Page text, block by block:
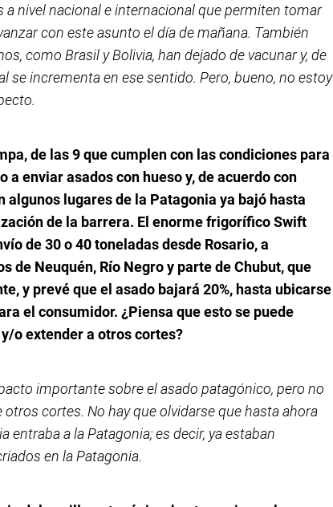
a nivel nacional e internacional que permiten tomar
con este asunto el día de mañana. También
como Brasil y Bolivia, han dejado de vacunar y, de
se incrementa en ese sentido. Pero, bueno, no estoy
de las 9 que cumplen con las condiciones para
a enviar asados con hueso y, de acuerdo con
lugares de la Patagonia ya bajó hasta
de la barrera. El enorme frigorífico Swift
de 30 o 40 toneladas desde Rosario, a
de Neuquén, Río Negro y parte de Chubut, que
y prevé que el asado bajará 20%, hasta ubicarse
el consumidor. ¿Piensa que esto se puede
o extender a otros cortes?
importante sobre el asado patagónico, pero no
cortes. No hay que olvidarse que hasta ahora
entraba a la Patagonia; es decir, ya estaban
en la Patagonia.